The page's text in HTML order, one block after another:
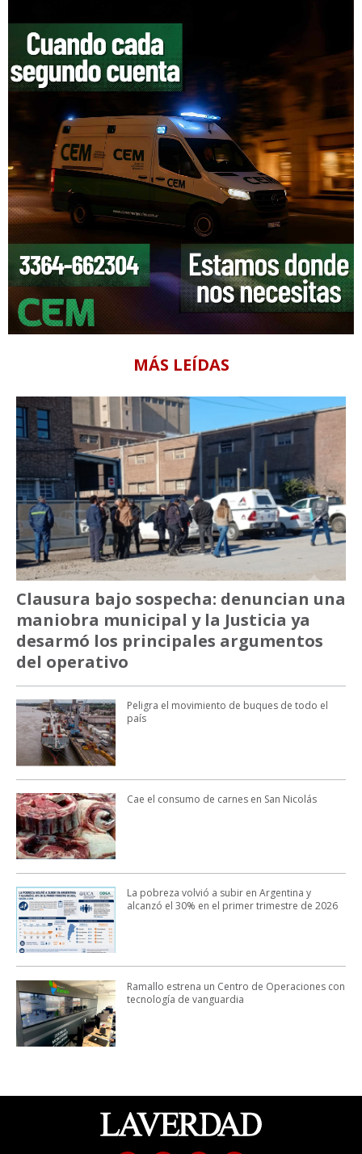
MÁS LEÍDAS
Clausura bajo sospecha: denuncian una
maniobra municipal y la Justicia ya
desarmó los principales argumentos
del operativo
Peligra el movimiento de buques de todo el
país
Cae el consumo de carnes en San Nicolás
La pobreza volvió a subir en Argentina y
alcanzó el 30% en el primer trimestre de 2026
Ramallo estrena un Centro de Operaciones con
tecnología de vanguardia